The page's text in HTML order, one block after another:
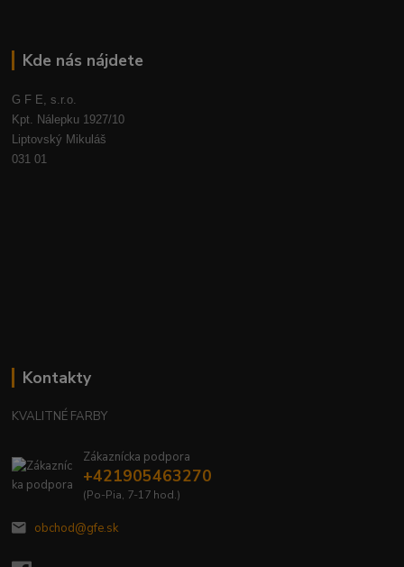
Kde nás nájdete
G F E, s.r.o.
Kpt. Nálepku 1927/10
Liptovský Mikuláš
031 01
Kontakty
KVALITNÉ FARBY
Zákaznícka podpora
+421905463270
(Po-Pia, 7-17 hod.)
obchod@gfe.sk